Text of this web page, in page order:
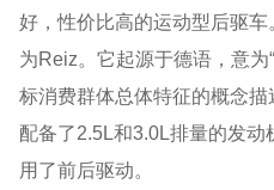
好，性价比高的运动型后驱
为Reiz。它起源于德语，意为
标消费群体总体特征的概念
配备了2.5L和3.0L排量的发
用了前后驱动。